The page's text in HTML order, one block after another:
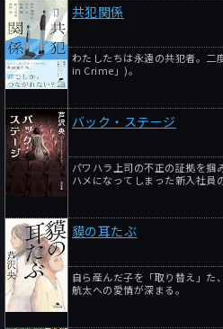
共犯関係
わたしたちは永遠の共犯者。
in Crime」)。
バック・ステージ
パワハラ上司の不正の証拠を掴
ハメになってしまった新入社員
貘の耳たぶ
自ら産んだ子を「取り替え」た
航太への愛情が深まる。